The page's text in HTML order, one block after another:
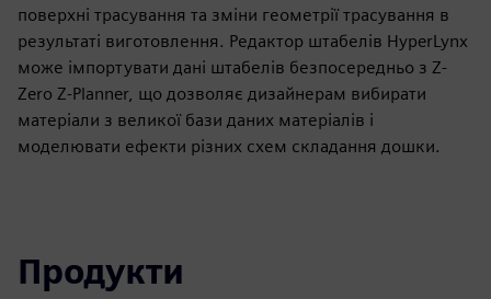
поверхні трасування та зміни геометрії трасування в
результаті виготовлення. Редактор штабелів HyperLynx
може імпортувати дані штабелів безпосередньо з Z-
Zero Z-Planner, що дозволяє дизайнерам вибирати
матеріали з великої бази даних матеріалів і
моделювати ефекти різних схем складання дошки.
Продукти